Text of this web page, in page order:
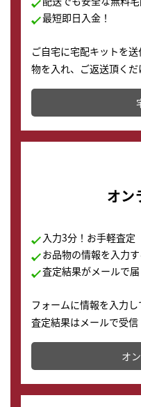
最短即日入金！
ご自宅に宅配キットを
物を入れ、ご返送頂く
テムです。
配送でも簡単&安全に査
す。
オン
入力3分！お手軽査定
お品物の情報を入力
査定結果がメールで
フォームに情報を入力し
査定結果はメールで受
かります。
オ